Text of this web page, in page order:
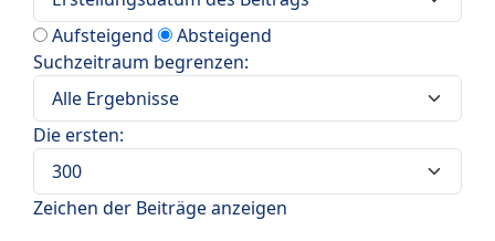
Aufsteigend
Absteigend
Suchzeitraum begrenzen:
Die ersten:
Zeichen der Beiträge anzeigen